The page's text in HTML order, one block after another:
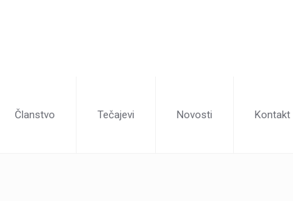
Članstvo Tečajevi Novosti Kontakt